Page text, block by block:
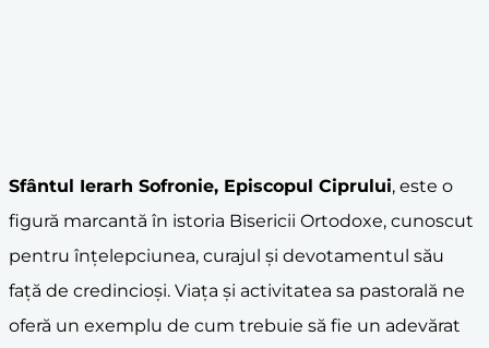
Sfântul Ierarh Sofronie, Episcopul Ciprului, este o
figură marcantă în istoria Bisericii Ortodoxe, cunoscut
pentru înțelepciunea, curajul și devotamentul său
față de credincioși. Viața și activitatea sa pastorală ne
oferă un exemplu de cum trebuie să fie un adevărat